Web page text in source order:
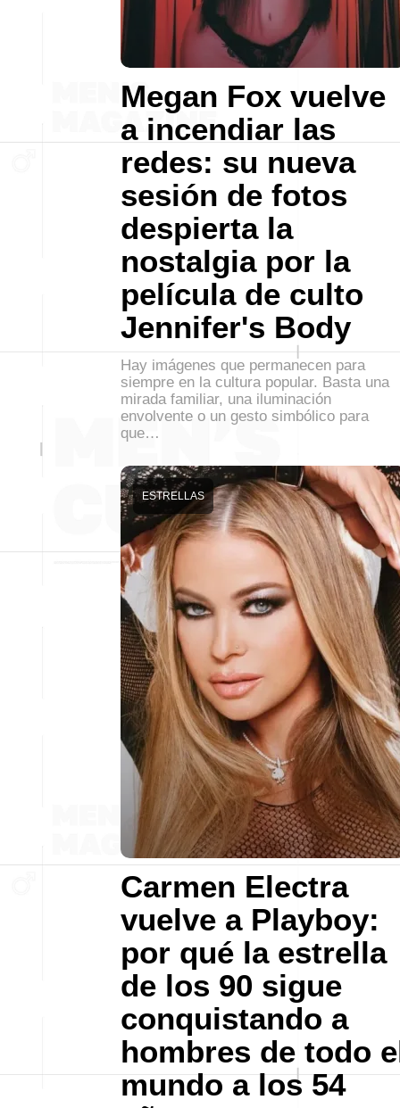
Megan Fox vuelve
a incendiar las
redes: su nueva
sesión de fotos
despierta la
nostalgia por la
película de culto
Jennifer's Body
Hay imágenes que permanecen para
siempre en la cultura popular. Basta una
mirada familiar, una iluminación
envolvente o un gesto simbólico para
que…
Carmen Electra
vuelve a Playboy:
por qué la estrella
de los 90 sigue
conquistando a
hombres de todo
mundo a los 54
ESTRELLAS